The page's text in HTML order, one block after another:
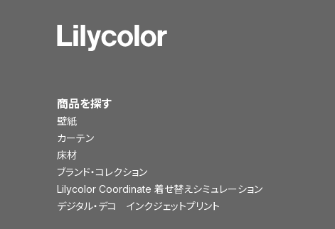
商品を探す
壁紙
カーテン
床材
ブランド・コレクション
Lilycolor Coordinate 着せ替えシミュレーション
デジタル・デコ インクジェットプリント